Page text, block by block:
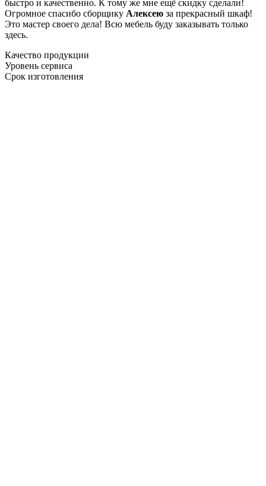
быстро и качественно. К тому же мне ещё скидку сделали!
Огромное спасибо сборщику Алексею за прекрасный шкаф!
Это мастер своего дела! Всю мебель буду заказывать только
здесь.
Качество продукции
Уровень сервиса
Срок изготовления